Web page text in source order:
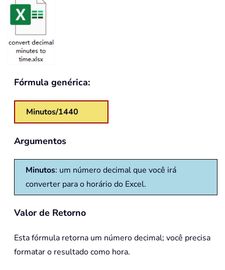
Fórmula genérica:
Minutos/1440
Argumentos
Minutos: um número decimal que você irá
converter para o horário do Excel.
Valor de Retorno
Esta fórmula retorna um número decimal; você precisa
formatar o resultado como hora.